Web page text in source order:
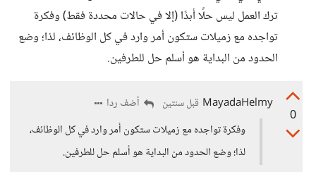
ترك العمل ليس حلًا أبدًا (إلا في حالات محددة فقط) وفكرة
تواجده مع زميلات ستكون أمر وارد في كل الوظائف، لذا؛ وضع
الحدود من البداية هو أسلم حل للطرفين.
0
MayadaHelmy قبل سنتين
أضف ردا
وفكرة تواجده مع زميلات ستكون أمر وارد في كل الوظائف،
لذا؛ وضع الحدود من البداية هو أسلم حل للطرفين.